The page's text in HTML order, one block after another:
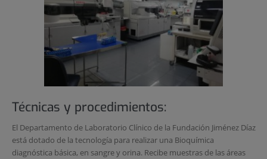
Técnicas y procedimientos:
El Departamento de Laboratorio Clínico de la Fundación Jiménez Díaz
está dotado de la tecnología para realizar una Bioquímica
diagnóstica básica, en sangre y orina. Recibe muestras de las áreas